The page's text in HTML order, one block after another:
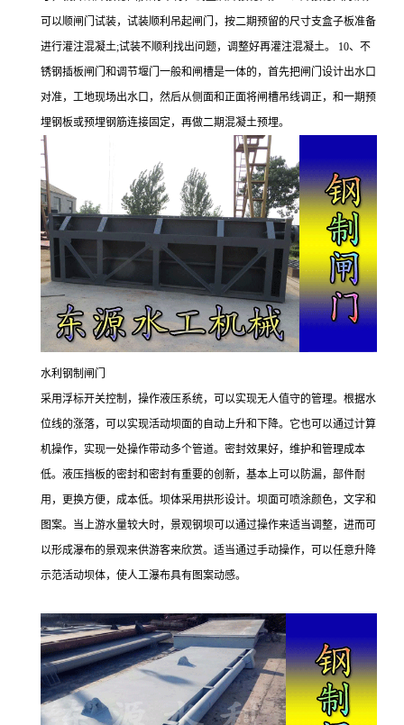
可以顺闸门试装，试装顺利吊起闸门，按二期预留的尺寸支盒子板准备
进行灌注混凝土;试装不顺利找出问题，调整好再灌注混凝土。 10、不
锈钢插板闸门和调节堰门一般和闸槽是一体的，首先把闸门设计出水口
对准，工地现场出水口，然后从侧面和正面将闸槽吊线调正，和一期预
埋钢板或预埋钢筋连接固定，再做二期混凝土预埋。
水利钢制闸门
采用浮标开关控制，操作液压系统，可以实现无人值守的管理。根据水
位线的涨落，可以实现活动坝面的自动上升和下降。它也可以通过计算
机操作，实现一处操作带动多个管道。密封效果好，维护和管理成本
低。液压挡板的密封和密封有重要的创新，基本上可以防漏，部件耐
用，更换方便，成本低。坝体采用拱形设计。坝面可喷涂颜色，文字和
图案。当上游水量较大时，景观钢坝可以通过操作来适当调整，进而可
以形成瀑布的景观来供游客来欣赏。适当通过手动操作，可以任意升降
示范活动坝体，使人工瀑布具有图案动感。